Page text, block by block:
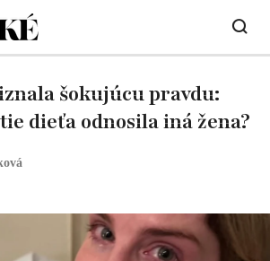
šokujúcu pravdu:
dieťa odnosila iná žena?